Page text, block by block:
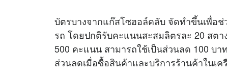
บัตรบางจากแก๊สโซฮอล์คลับ จัดทำขึ้นเพื่อ
รถ โดยปกติรับคะแนนสะสมลิตรละ 20 สต
500 คะแนน สามารถใช้เป็นส่วนลด 100 บ
ส่วนลดเมื่อซื้อสินค้าและบริการร้านค้าในเค